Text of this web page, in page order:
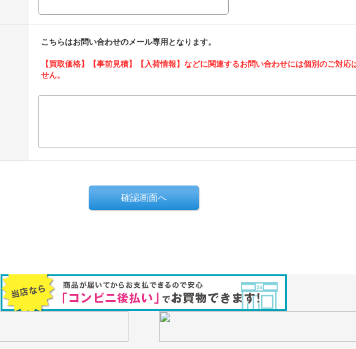
こちらはお問い合わせのメール専用となります。
【買取価格】【事前見積】【入荷情報】などに関連するお問い合わせには個別のご対応
せん。